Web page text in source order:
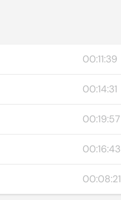
00:11:39
00:14:31
00:19:57
00:16:43
00:08:21